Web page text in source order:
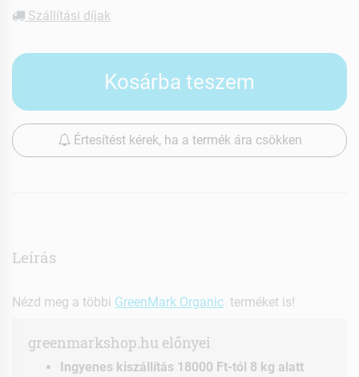
Szállítási díjak
Kosárba teszem
Értesítést kérek, ha a termék ára csökken
Leírás
Nézd meg a többi GreenMark Organic terméket is!
greenmarkshop.hu előnyei
Ingyenes kiszállítás 18000 Ft-tól 8 kg alatt